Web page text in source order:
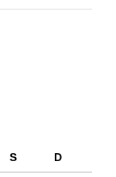
S D